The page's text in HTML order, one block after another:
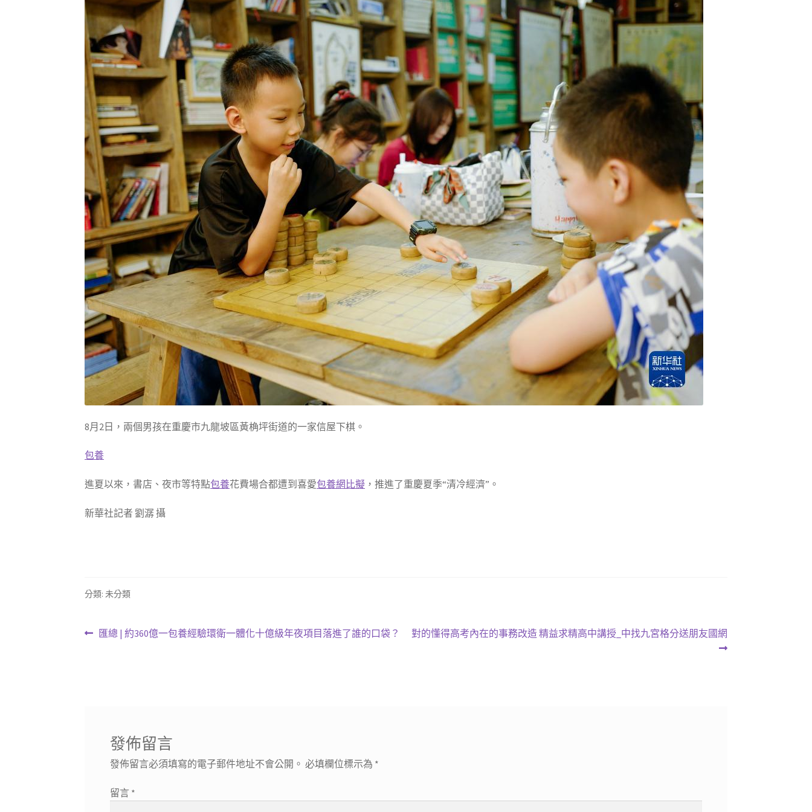
8月2日，兩個男孩在重慶市九龍坡區黃桷坪街道的一家信屋下棋。
包養
進夏以來，書店、夜市等特點包養花費場合都遭到喜愛包養網比擬 ，推進了重慶夏季“清冷經濟”。
新華社記者 劉潺 攝
分類: 未分類
文上
匯總 | 約360億一包養經驗環衛一體化十億級年夜項目落進了誰的口袋？
下
對的懂得高考內在的事務改造 精益求精高中講授_中找九宮格分送朋友國網
發佈留言
發佈留言必須填寫的電子郵件地址不會公開。 必填欄位標示為 *
留言 *